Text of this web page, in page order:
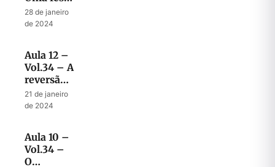
para
nunca se
livramento
28 de janeiro
de 2024
Aula 12 –
Vol.34 – A
reversão
final do
plano
21 de janeiro
de 2024
Aula 10 –
Vol.34 –
O